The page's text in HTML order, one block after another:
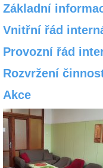
Základní
Vnitřní řád
Provozní řád
Rozvržení
Akce